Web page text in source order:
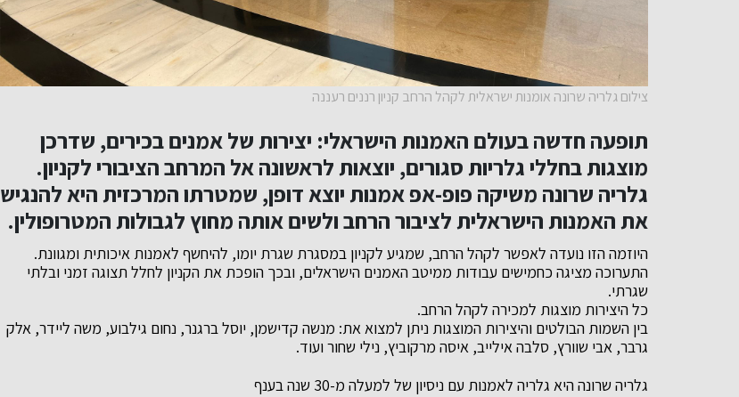
צילום גלריה שרונה אומנות ישראלית לקהל הרחב קניון רננים רעננה
תופעה חדשה בעולם האמנות הישראלי: יצירות של אמנים בכירים, שדרכן
מוצגות בחללי גלריות סגורים, יוצאות לראשונה אל המרחב הציבורי לקניון.
גלריה שרונה משיקה פופ-אפ אמנות יוצא דופן, שמטרתו המרכזית היא להנגיש
את האמנות הישראלית לציבור הרחב ולשים אותה מחוץ לגבולות המטרופולין.
היוזמה הזו נועדה לאפשר לקהל הרחב, שמגיע לקניון במסגרת שגרת יומו, להיחשף לאמנות איכותית ומגוונת.
התערוכה מציגה כחמישים עבודות ממיטב האמנים הישראלים, ובכך הופכת את הקניון לחלל תצוגה זמני ובלתי
שגרתי.
כל היצירות מוצגות למכירה לקהל הרחב.
בין השמות הבולטים והיצירות המוצגות ניתן למצוא את: מנשה קדישמן, יוסל ברגנר, נחום גילבוע, משה ליידר, אלק
גרבר, אבי שוורץ, סלבה אילייב, איסה מרקוביץ, נילי שחור ועוד.
גלריה שרונה היא גלריה לאמנות עם ניסיון של למעלה מ-30 שנה בענף